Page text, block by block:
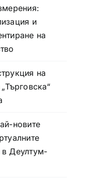
и
на
на
новите
Деултум-